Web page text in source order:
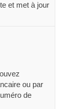
et met à jour
ou par
de